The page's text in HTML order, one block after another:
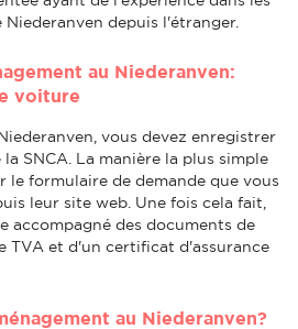
depuis l'étranger.
au Niederanven:
voiture
vous devez enregistrer
SNCA. La manière la plus simple
le formulaire de demande que vous
leur site web. Une fois cela fait,
accompagné des documents de
TVA et d'un certificat d'assurance
au Niederanven?